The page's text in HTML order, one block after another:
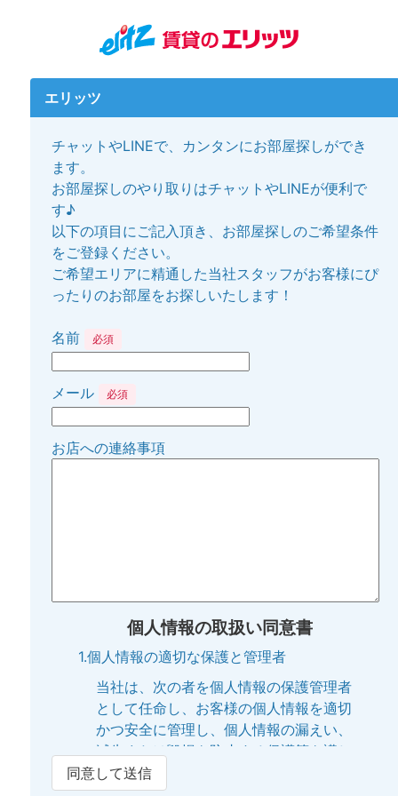
エリッツ
チャットやLINEで、カンタンにお部屋探しができ
ます。
お部屋探しのやり取りはチャットやLINEが便利で
す♪
以下の項目にご記入頂き、お部屋探しのご希望条件
をご登録ください。
ご希望エリアに精通した当社スタッフがお客様にぴ
ったりのお部屋をお探しいたします！
名前 必須
メール 必須
お店への連絡事項
個人情報の取扱い同意書
1.個人情報の適切な保護と管理者
当社は、次の者を個人情報の保護管理者
として任命し、お客様の個人情報を適切
かつ安全に管理し、個人情報の漏えい、
滅失または毀損を防止する保護策を講じ
ています。
同意して送信